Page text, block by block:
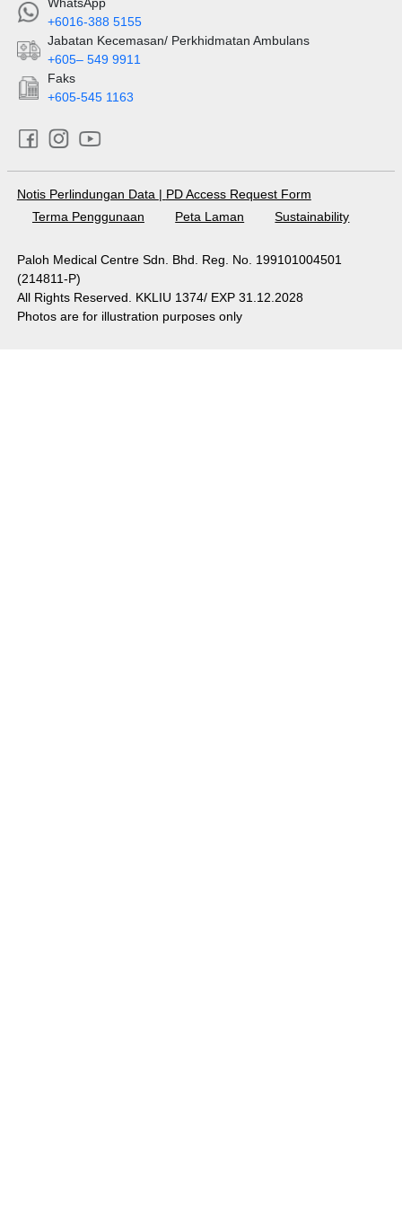
+6016-388 5155
Jabatan Kecemasan/ Perkhidmatan Ambulans
+605– 549 9911
Faks
+605-545 1163
Notis Perlindungan Data | PD Access Request Form
Terma Penggunaan
Peta Laman Sustainability
Paloh Medical Centre Sdn. Bhd. Reg. No. 199101004501
(214811-P)
All Rights Reserved. KKLIU 1374/ EXP 31.12.2028
Photos are for illustration purposes only